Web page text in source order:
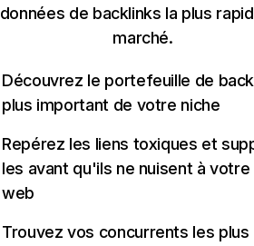
données de backlinks la plus
marché.
Découvrez le portefeuille de
plus important de votre niche
Repérez les liens toxiques et
les avant qu'ils ne nuisent à
web
Trouvez vos concurrents les